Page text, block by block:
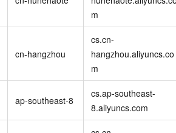
m
cn-hangzhou
cs.cn-
hangzhou.aliyuncs.co
m
ap-southeast-8
cs.ap-southeast-
8.aliyuncs.com